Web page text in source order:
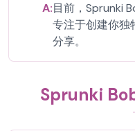
A:目前，Sprunki
专注于创建你独
分享。
Sprunki